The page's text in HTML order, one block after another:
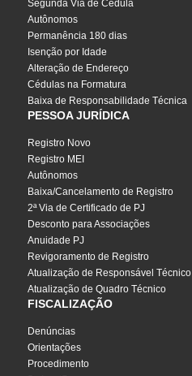
Segunda Via de Cédula
Autônomos
Permanência 180 dias
Isenção por Idade
Alteração de Endereço
Cédulas na Formatura
Baixa de Responsabilidade Técnica
PESSOA JURÍDICA
Registro Novo
Registro MEI
Autônomos
Baixa/Cancelamento de Registro
2ª Via de Certificado de PJ
Desconto para Associações
Anuidade PJ
Revigoramento de Registro
Atualização de Responsável Técnico
Atualização de Quadro Técnico
FISCALIZAÇÃO
Denúncias
Orientações
Procedimento